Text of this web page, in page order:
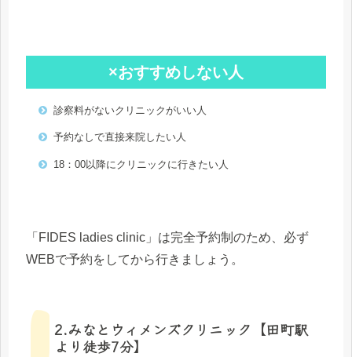
×おすすめしない人
診察料がないクリニックがいい人
予約なしで直接来院したい人
18：00以降にクリニックに行きたい人
「FIDES ladies clinic」は完全予約制のため、必ず
WEBで予約をしてから行きましょう。
2.みなとウィメンズクリニック【田町駅
より徒歩7分】